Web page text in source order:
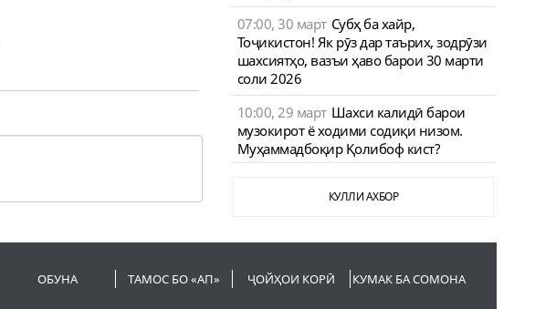
07:00, 30 март Субҳ ба хайр,
Тоҷикистон! Як рӯз дар таърих, зодрӯзи
шахсиятҳо, вазъи ҳаво барои 30 марти
соли 2026
10:00, 29 март Шахси калидӣ барои
музокирот ё ходими содиқи низом.
Муҳаммадбоқир Қолибоф кист?
КУЛЛИ АХБОР
ОБУНА ТАМОС БО «АП» ҶОЙҲОИ КОРӢ КУМАК БА СОМОНА